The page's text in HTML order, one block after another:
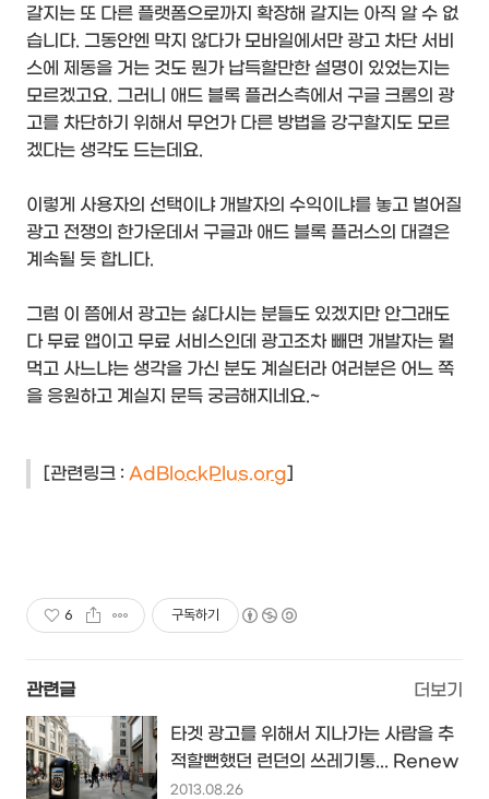
갈지는 또 다른 플랫폼으로까지 확장해 갈지는 아직 알 수 없
습니다. 그동안엔 막지 않다가 모바일에서만 광고 차단 서비
스에 제동을 거는 것도 뭔가 납득할만한 설명이 있었는지는
모르겠고요. 그러니 애드 블록 플러스측에서 구글 크롬의 광
고를 차단하기 위해서 무언가 다른 방법을 강구할지도 모르
겠다는 생각도 드는데요.
이렇게 사용자의 선택이냐 개발자의 수익이냐를 놓고 벌어질
광고 전쟁의 한가운데서 구글과 애드 블록 플러스의 대결은
계속될 듯 합니다.
그럼 이 쯤에서 광고는 싫다시는 분들도 있겠지만 안그래도
다 무료 앱이고 무료 서비스인데 광고조차 빼면 개발자는 뭘
먹고 사느냐는 생각을 가신 분도 계실터라 여러분은 어느 쪽
을 응원하고 계실지 문득 궁금해지네요.~
[관련링크 : AdBlockPlus.org]
6 구독하기
관련글 더보기
타겟 광고를 위해서 지나가는 사람을 추
적할뻔했던 런던의 쓰레기통... Renew
2013.08.26